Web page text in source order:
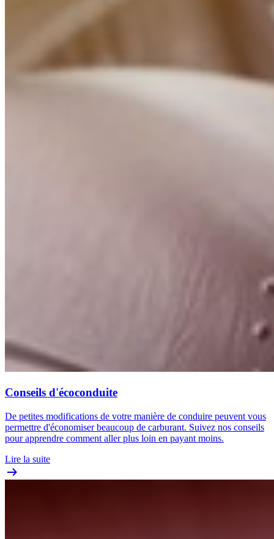
Conseils d'écoconduite
De petites modifications de votre manière de conduire peuvent vous
permettre d'économiser beaucoup de carburant. Suivez nos conseils
pour apprendre comment aller plus loin en payant moins.
Lire la suite